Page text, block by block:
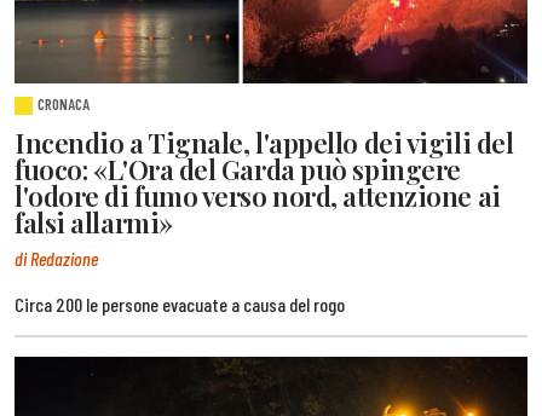
CRONACA
Incendio a Tignale, l'appello dei vigili del
fuoco: «L'Ora del Garda può spingere
l'odore di fumo verso nord, attenzione ai
falsi allarmi»
di Redazione
Circa 200 le persone evacuate a causa del rogo